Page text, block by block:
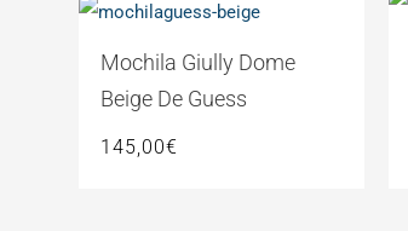
Mochila Giully Dome
Beige De Guess
145,00€